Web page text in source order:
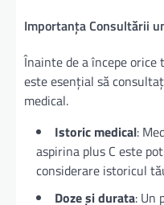
Importanța Consultării
Înainte de a începe
este esențial să
medical.
Istoric medical:
aspirina plus C este
considerare istoricul
Doze și durata: Un